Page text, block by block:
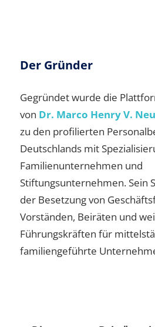
Der Gründer
Gegründet wurde die
von Dr. Marco Henry V.
zu den profilierten
Deutschlands mit
Familienunternehmen und
Stiftungsunternehmen. Sein
der Besetzung von
Vorständen, Beiräten und
Führungskräften für
familiengeführte